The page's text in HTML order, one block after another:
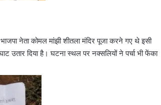
नेता कोमल मांझी शीतला मंदिर पूजा करने गए थे इसी
उतार दिया है। घटना स्थल पर नक्सलियों ने पर्चा भी फेंका